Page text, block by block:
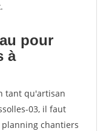
pour
à
tant qu'artisan
03, il faut
chantiers